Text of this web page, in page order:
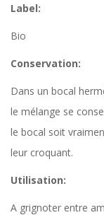
Label:
Bio
Conservation:
Dans un bocal
le mélange se
le bocal soit
leur croquant.
Utilisation:
A grignoter entre